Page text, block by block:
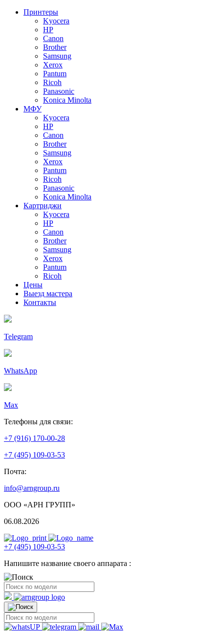
Принтеры
Kyocera
HP
Canon
Brother
Samsung
Xerox
Pantum
Ricoh
Panasonic
Konica Minolta
МФУ
Kyocera
HP
Canon
Brother
Samsung
Xerox
Pantum
Ricoh
Panasonic
Konica Minolta
Картриджи
Kyocera
HP
Canon
Brother
Samsung
Xerox
Pantum
Ricoh
Цены
Выезд мастера
Контакты
Telegram
WhatsApp
Max
Телефоны для связи:
+7 (916) 170-00-28
+7 (495) 109-03-53
Почта:
info@arngroup.ru
ООО «АРН ГРУПП»
06.08.2026
+7 (495) 109-03-53
Напишите название своего аппарата :